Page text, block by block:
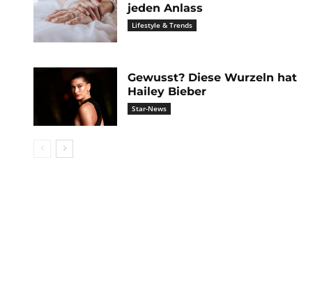
jeden Anlass
Lifestyle & Trends
Gewusst? Diese Wurzeln hat
Hailey Bieber
Star-News